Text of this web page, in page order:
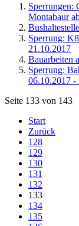
Sperrungen:
Montabaur
Sperrung:
21.10.2017
Bauarbeiten
Sperrung:
06.10.2017 -
Seite 133 von 143
Start
Zurück
128
129
130
131
132
133
134
135